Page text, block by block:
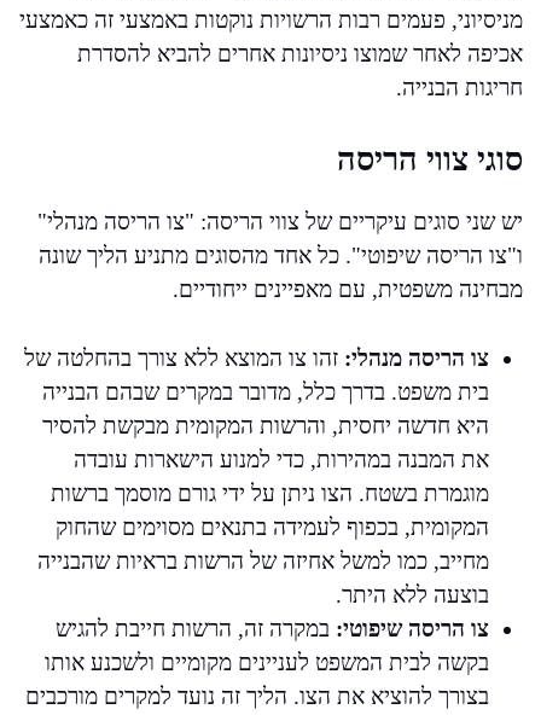
מניסיוני, פעמים רבות הרשויות נוקטות באמצעי זה כאמצעי
אכיפה לאחר שמוצו ניסיונות אחרים להביא להסדרת
חריגות הבנייה.
סוגי צווי הריסה
יש שני סוגים עיקריים של צווי הריסה: "צו הריסה מנהלי"
ו"צו הריסה שיפוטי". כל אחד מהסוגים מתניע הליך שונה
מבחינה משפטית, עם מאפיינים ייחודיים.
צו הריסה מנהלי: זהו צו המוצא ללא צורך בהחלטה של
בית משפט. בדרך כלל, מדובר במקרים שבהם הבנייה
היא חדשה יחסית, והרשות המקומית מבקשת להסיר
את המבנה במהירות, כדי למנוע הישארות עובדה
מוגמרת בשטח. הצו ניתן על ידי גורם מוסמך ברשות
המקומית, בכפוף לעמידה בתנאים מסוימים שהחוק
מחייב, כמו למשל אחיזה של הרשות בראיות שהבנייה
בוצעה ללא היתר.
צו הריסה שיפוטי: במקרה זה, הרשות חייבת להגיש
בקשה לבית המשפט לעניינים מקומיים ולשכנע אותו
בצורך להוציא את הצו. הליך זה נועד למקרים מורכבים